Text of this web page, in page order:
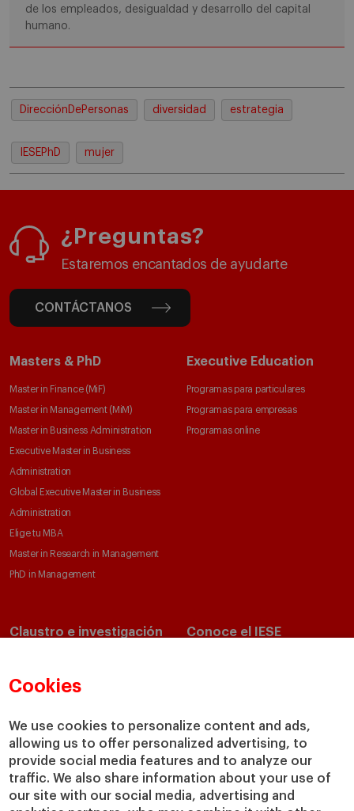
Cookies
We use cookies to personalize content and ads,
allowing us to offer personalized advertising, to
provide social media features and to analyze our
traffic. We also share information about your use of
our site with our social media, advertising and
de los empleados, desigualdad y desarrollo del capital
humano.
DirecciónDePersonas diversidad estrategia
IESEPhD mujer
¿Preguntas?
Estaremos encantados de ayudarte
CONTÁCTANOS
Masters & PhD
Master in Finance (MiF)
Master in Management (MiM)
Master in Business Administration
Executive Master in Business
Administration
Global Executive Master in Business
Administration
Elige tu MBA
Master in Research in Management
PhD in Management
Executive Education
Programas para particulares
Programas para empresas
Programas online
Claustro e investigación
Departamentos académicos
Cátedras
IESE Insight
IESE Publishing
Conoce el IESE
Nuestro impacto
Colabora con el IESE
Servicios
Biblioteca